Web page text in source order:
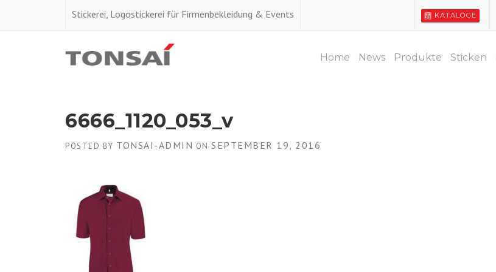
Stickerei, Logostickerei für Firmenbekleidung & Events KATALOGE
Home News Produkte Sticken
6666_1120_053_v
POSTED BY TONSAI-ADMIN ON SEPTEMBER 19, 2016